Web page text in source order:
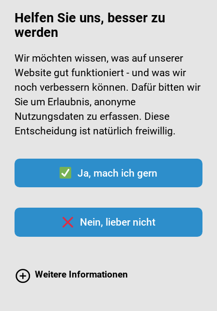
Helfen Sie uns, besser zu
werden
Wir möchten wissen, was auf unserer
Website gut funktioniert - und was wir
noch verbessern können. Dafür bitten wir
Sie um Erlaubnis, anonyme
Nutzungsdaten zu erfassen. Diese
Entscheidung ist natürlich freiwillig.
Ja, mach ich gern
Nein, lieber nicht
Weitere Informationen
Infomaterialien zu
Atemwegsinfektionen
Infografiken
anders vermerkt ist, urheberrechtlich geschützt